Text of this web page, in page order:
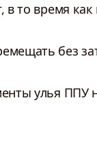
то время
без
улья ППУ